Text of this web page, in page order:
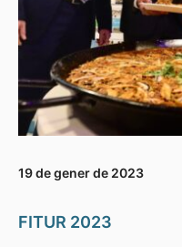
19 de gener de 2023
FITUR 2023